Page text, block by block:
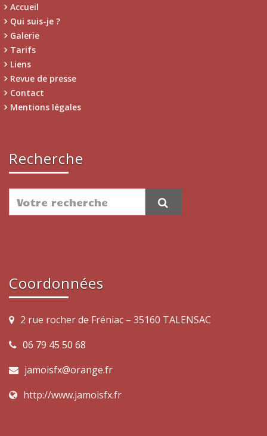
Accueil
Qui suis-je ?
Galerie
Tarifs
Liens
Revue de presse
Contact
Mentions légales
Recherche
Coordonnées
2 rue rocher de Fréniac – 35160 TALENSAC
06 79 45 50 68
jamoisfx@orange.fr
http://www.jamoisfx.fr